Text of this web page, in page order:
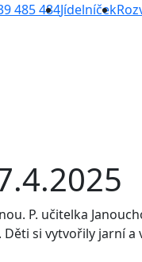
485 484Jídelníček
P. učitelka
si vytvořily jarní a